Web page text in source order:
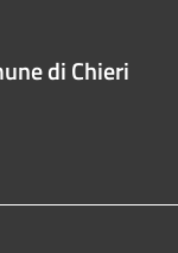
di Chieri